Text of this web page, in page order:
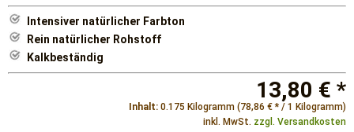
Intensiver natürlicher Farbton
Rein natürlicher Rohstoff
Kalkbeständig
13,80 € *
Inhalt: 0.175 Kilogramm (78,86 € * / 1 Kilogramm)
inkl. MwSt. zzgl. Versandkosten